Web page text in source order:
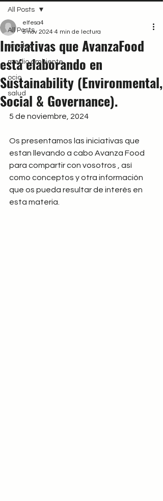
All Posts
empleo
medio ambiente
ocio
salud
All Posts
Iniciativas que AvanzaFood
está elaborando en
Sustainability (Environmental,
Social & Governance).
elfesa4
5 nov 2024 4 min de lectura
5 de noviembre, 2024
Os presentamos las iniciativas que
estan llevando a cabo Avanza Food
para compartir con vosotros , así
como conceptos y otra información
que os pueda resultar de interés en
esta materia.